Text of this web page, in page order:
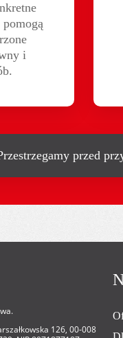
i
przed
126, 00-008